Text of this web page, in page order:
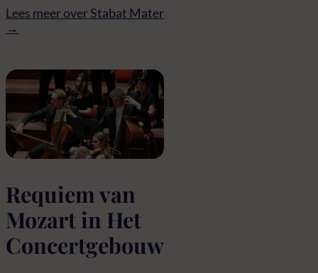
Lees meer over Stabat Mater
→
Requiem van
Mozart in Het
Concertgebouw